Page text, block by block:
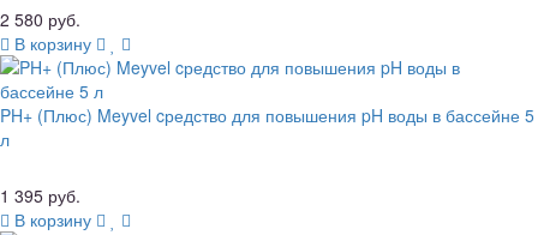
2 580 руб.
В корзину
PH+ (Плюс) Meyvel cредство для повышения pH воды в бассейне 5
л
1 395 руб.
В корзину